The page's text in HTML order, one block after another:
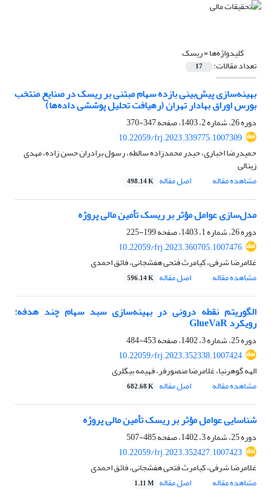
کلیدواژه‌ها =ریسک
تعداد مقالات: 17
بهینه‌سازی پیش‌بینی بازده سهام مبتنی بر ریسک در صنایع منتخب
بورس اوراق بهادار تهران (رهیافت تحلیل پوششی داده‌ها)
دوره 26، شماره 2، 1403، صفحه
347-370
10.22059/frj.2023.339775.1007309
حمیدرضا اخباری، حیدر محمدزاده سالطه، رسول برادران حسن زاده، مهدی
زینالی
مشاهده مقاله
اصل مقاله 498.14 K
مدل‌سازی عوامل مؤثر بر ریسک تأمین مالی پروژه
دوره 26، شماره 1، 1403، صفحه
199-225
10.22059/frj.2023.360705.1007476
غلامرضا شرفی، کیامرث فتحی هفشجانی، فائق احمدی
مشاهده مقاله
اصل مقاله 596.14 K
الگوریتم نقطه ‌درونی در بهینه‌سازی سبد سهام چند هدفه:
رویکرد GlueVaR
دوره 25، شماره 3، 1402، صفحه
453-484
10.22059/frj.2023.352338.1007424
الهه گوهرنیا، غلامرضا منصورفر، فهیمه بیگلری
مشاهده مقاله
اصل مقاله 682.68 K
شناسایی عوامل مؤثر بر ریسک تأمین مالی پروژه
دوره 25، شماره 3، 1402، صفحه
485-507
10.22059/frj.2023.352427.1007423
غلامرضا شرفی، کیامرث فتحی هفشجانی، فائق احمدی
مشاهده مقاله
اصل مقاله 1.11 M